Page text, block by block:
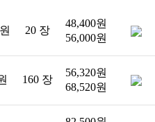
20 장
48,400원
56,000원
160 장
56,320원
68,520원